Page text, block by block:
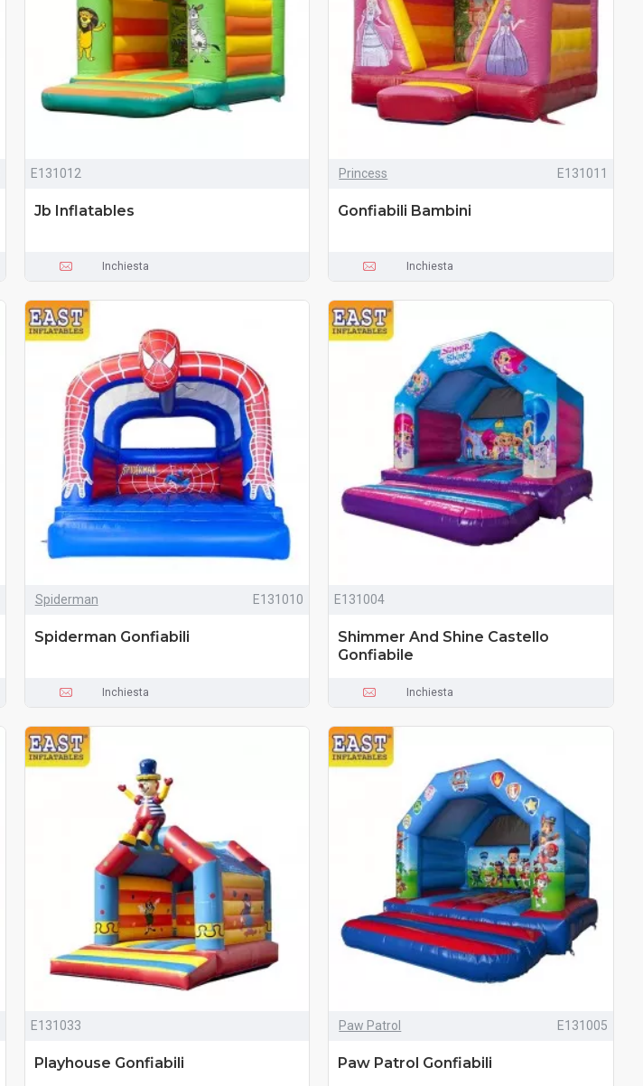
E131012
Jb Inflatables
Inchiesta
Princess E131011
Gonfiabili Bambini
Inchiesta
Spiderman E131010
Spiderman Gonfiabili
Inchiesta
E131004
Shimmer And Shine Castello
Gonfiabile
Inchiesta
E131033
Playhouse Gonfiabili
Paw Patrol E131005
Paw Patrol Gonfiabili